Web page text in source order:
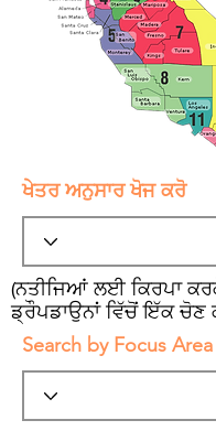
ਖੇਤਰ ਅਨੁਸਾਰ ਖੋਜ ਕਰੋ
(ਨਤੀਜਿਆਂ ਲਈ ਕਿਰਪਾ
ਡ੍ਰੌਪਡਾਉਨਾਂ ਵਿੱਚੋਂ ਇੱਕ ਚੋਣ
Search by Focus Area